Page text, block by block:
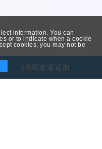
information. You can
or to indicate when a cookie
cookies, you may not be
LINE友達追加